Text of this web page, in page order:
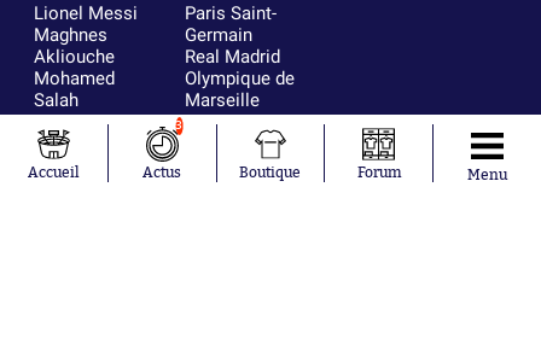
Lionel Messi
Maghnes
Akliouche
Mohamed
Salah
Neymar
Julián Álvarez
Ferrán Torres
Kilian Corredor
Paris Saint-
Germain
Real Madrid
Olympique de
Marseille
FIFA
FC Barcelone
Argentine
Olympique
Accueil
3
Actus Boutique Forum Menu